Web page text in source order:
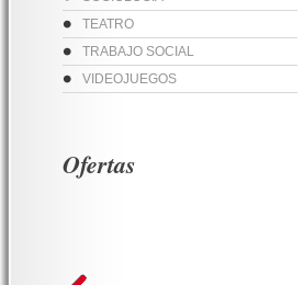
TEATRO
TRABAJO SOCIAL
VIDEOJUEGOS
Ofertas